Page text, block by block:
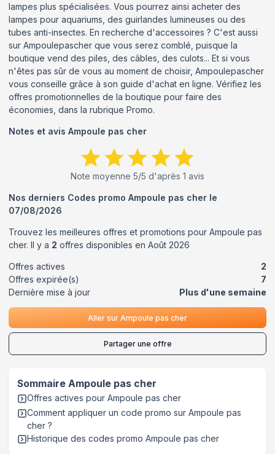
lampes plus spécialisées. Vous pourrez ainsi acheter des
lampes pour aquariums, des guirlandes lumineuses ou des
tubes anti-insectes. En recherche d'accessoires ? C'est aussi
sur Ampoulepascher que vous serez comblé, puisque la
boutique vend des piles, des câbles, des culots... Et si vous
n'êtes pas sûr de vous au moment de choisir, Ampoulepascher
vous conseille grâce à son guide d'achat en ligne. Vérifiez les
offres promotionnelles de la boutique pour faire des
économies, dans la rubrique Promo.
Notes et avis Ampoule pas cher
Note moyenne 5/5 d'après 1 avis
Nos derniers Codes promo Ampoule pas cher le
07/08/2026
Trouvez les meilleures offres et promotions pour Ampoule pas
cher. Il y a 2 offres disponibles en Août 2026
Offres actives
2
Offres expirée(s)
7
Dernière mise à jour
Plus d'une semaine
Aller sur Ampoule pas cher
Partager une offre
Sommaire Ampoule pas cher
Offres actives pour Ampoule pas cher
Comment appliquer un code promo sur Ampoule pas
cher ?
Historique des codes promo Ampoule pas cher